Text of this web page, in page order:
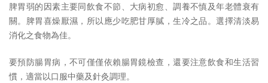
脾胃弱的因素主要同飲食不節、大病初愈、調養不慎及年老體衰有
關。脾胃喜燥厭濕，所以應少吃肥甘厚膩，生冷之品。選擇清淡易
消化之食物為佳。
要預防腸胃病，不可僅僅依賴腸胃鏡檢查，還要注意飲食和生活習
慣，適當以口服中藥及針灸調理。